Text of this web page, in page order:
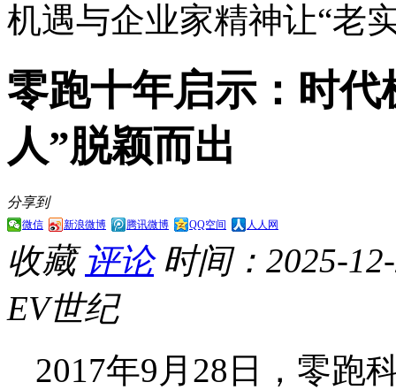
机遇与企业家精神让“老
零跑十年启示：时
人”脱颖而出
分享到
微信 新浪微博 腾讯微博 QQ空间 人人网
收藏 评论 时间：2025-
EV世纪
2017年9月28日，零跑